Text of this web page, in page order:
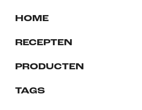
HOME
RECEPTEN
PRODUCTEN
TAGS